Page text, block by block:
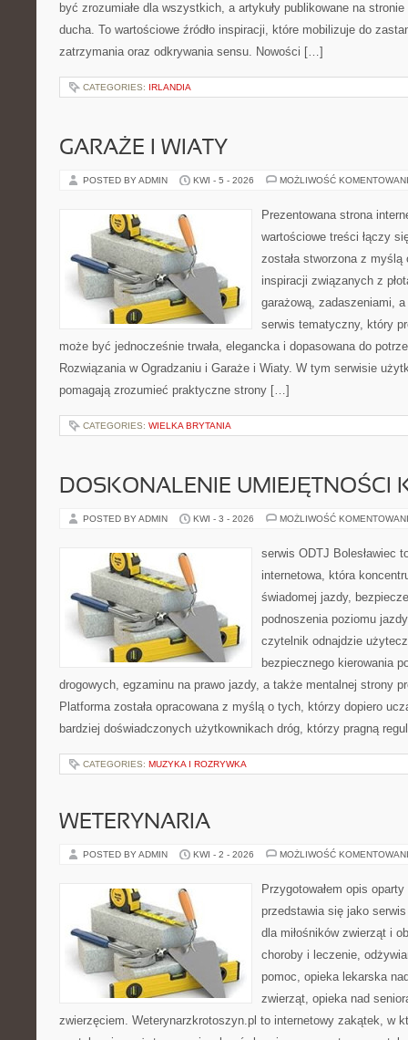
być zrozumiałe dla wszystkich, a artykuły publikowane na
ducha. To wartościowe źródło inspiracji, które mobilizuje do
zatrzymania oraz odkrywania sensu. Nowości […]
CATEGORIES: IRLANDIA
GARAŻE I WIATY
POSTED BY ADMIN KWI - 5 - 2026 MOŻLIWOŚĆ
Prezentowana strona
wartościowe treści łączy
została stworzona z
inspiracji związanych z
garażową, zadaszeniami,
serwis tematyczny, który
może być jednocześnie trwała, elegancka i dopasowana do
Rozwiązania w Ogradzaniu i Garaże i Wiaty. W tym serwisie
pomagają zrozumieć praktyczne strony […]
CATEGORIES: WIELKA BRYTANIA
DOSKONALENIE UMIEJĘTNOŚCI
POSTED BY ADMIN KWI - 3 - 2026 MOŻLIWOŚĆ
serwis ODTJ Bolesławiec
internetowa, która
świadomej jazdy,
podnoszenia poziomu
czytelnik odnajdzie
bezpiecznego kierowania
drogowych, egzaminu na prawo jazdy, a także mentalnej strony
Platforma została opracowana z myślą o tych, którzy dopiero
bardziej doświadczonych użytkownikach dróg, którzy pragną
CATEGORIES: MUZYKA I ROZRYWKA
WETERYNARIA
POSTED BY ADMIN KWI - 2 - 2026 MOŻLIWOŚĆ
Przygotowałem opis
przedstawia się jako
dla miłośników zwierząt i
choroby i leczenie,
pomoc, opieka lekarska
zwierząt, opieka nad
zwierzęciem. Weterynarzkrotoszyn.pl to internetowy zakątek, w